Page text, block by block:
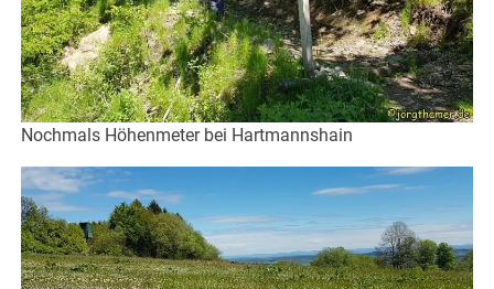
Nochmals Höhenmeter bei Hartmannshain